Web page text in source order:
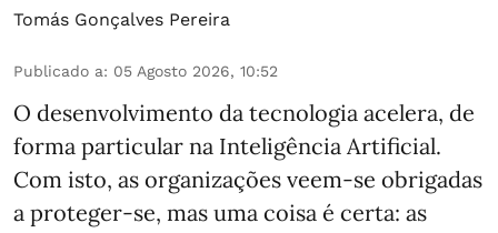
Tomás Gonçalves Pereira
Publicado a: 05 Agosto 2026, 10:52
O desenvolvimento da tecnologia acelera, de
forma particular na Inteligência Artificial.
Com isto, as organizações veem-se obrigadas
a proteger-se, mas uma coisa é certa: as